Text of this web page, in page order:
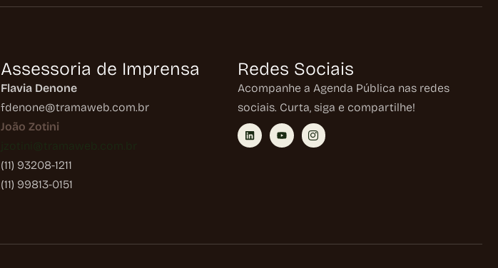
Assessoria de Imprensa
Flavia Denone
fdenone@tramaweb.com.br
João Zotini
(11) 93208-1211
(11) 99813-0151
Redes Sociais
Acompanhe a Agenda Pública nas redes
sociais. Curta, siga e compartilhe!